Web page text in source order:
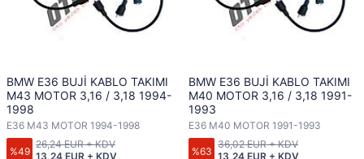
BMW E36 BUJİ KABLO TAKIMI
M43 MOTOR 3,16 / 3,18 1994-
1998
E36 M43 MOTOR 1994-1998
%49 13,24 EUR + KDV
26,24 EUR + KDV
BMW E36 BUJİ KABLO TAKIMI
M40 MOTOR 3,16 / 3,18 1991-
1993
E36 M40 MOTOR 1991-1993
%63 13,24 EUR + KDV
36,02 EUR + KDV